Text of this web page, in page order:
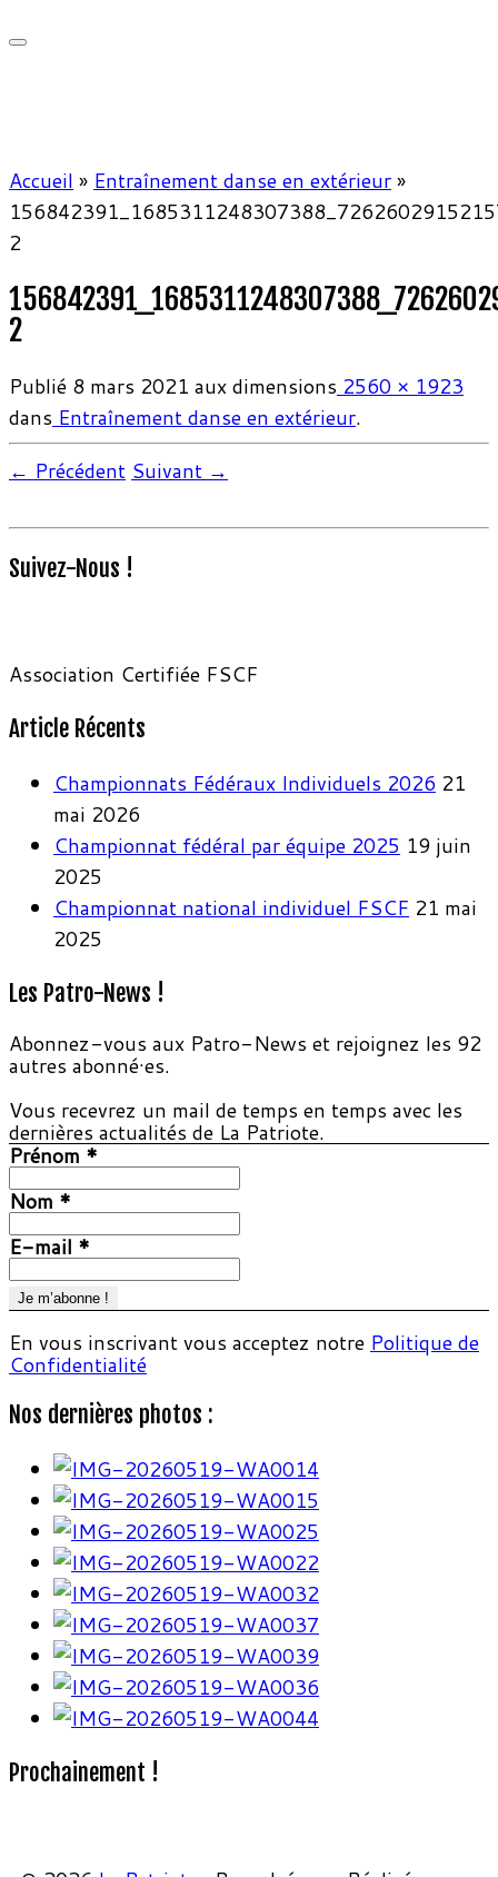
Accueil » Entraînement danse en extérieur»
2
2
Publié 8 mars 2021 aux dimensions 2560 × 1923
dans Entraînement danse en extérieur.
← Précédent Suivant →
Suivez-Nous !
Association Certifiée FSCF
Article Récents
Championnats Fédéraux Individuels 2026 21
mai 2026
Championnat fédéral par équipe 2025 19 juin
2025
Championnat national individuel FSCF 21 mai
2025
Les Patro-News !
Abonnez-vous aux Patro-News et rejoignez les 92
autres abonné·es.
Vous recevrez un mail de temps en temps avec les
dernières actualités de La Patriote.
Prénom *
Nom *
E-mail *
En vous inscrivant vous acceptez notre Politique de
Confidentialité
Nos dernières photos :
Prochainement !